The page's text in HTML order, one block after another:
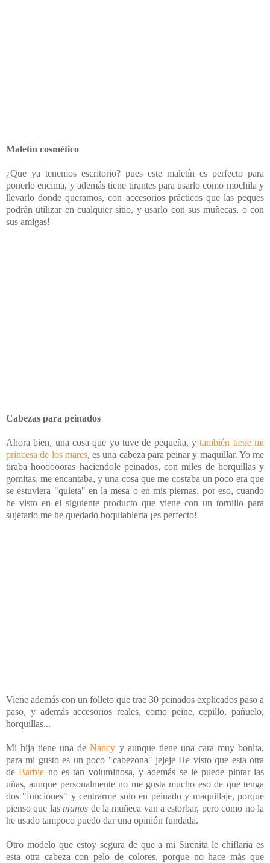
Maletín cosmético
¿Que ya tenemos escritorio? pues este maletín es perfecto para
ponerlo encima, y además tiene tirantes para usarlo como mochila y
llevarlo donde queramos, con accesorios prácticos que las peques
podrán utilizar en cualquier sitio, y usarlo con sus muñecas, o con
sus amigas!
Cabezas para peinados
Ahora bien, una cosa que yo tuve de pequeña, ytambién tiene mi
princesa de los mares, es una cabeza para peinar y maquillar. Yo me
tiraba hooooooras haciendole peinados, con miles de horquillas y
gomitas, me encantaba, y una cosa que me costaba un poco era que
se estuviera "quieta" en la mesa o en mis piernas, por eso, cuando
he visto en el siguiente producto que viene con un tornillo para
sujetarlo me he quedado boquiabierta ¡es perfecto!
Viene además con un folleto que trae 30 peinados explicados paso a
paso, y además accesorios reales, como peine, cepillo, pañuelo,
horquillas...
Mi hija tiene una deNancy y aunque tiene una cara muy bonita,
para mi gusto es un poco "cabezona" jejeje He visto que esta otra
deBarbie no es tan voluminosa, y además se le puede pintar las
uñas, aunque personalmente no me gusta mucho eso de que tenga
dos "funciones" y centrarme solo en peinado y maquillaje, porque
pienso que lasmanos de la muñeca van a estorbar, pero como no la
he usado tampoco puedo dar una opinión fundada.
Otro modelo que estoy segura de que a mi Sirenita le chiflaria es
esta otra cabeza con pelo de colores, porque no hace más que